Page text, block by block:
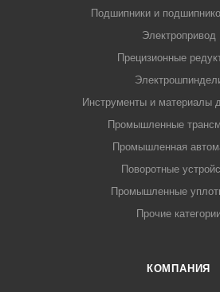
Подшипники и
Электропривод
Прецизионные
Инструменты и материалы
Промышленные
Промышленная
Поворотные
Промышленные
Прочие
КОМПАНИЯ